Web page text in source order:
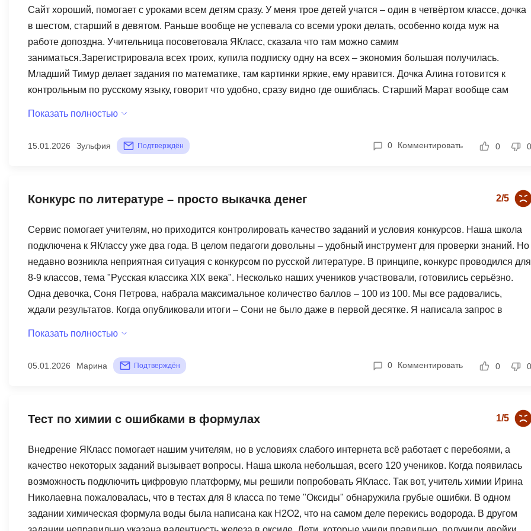
Сайт хороший, помогает с уроками всем детям сразу. У меня трое детей учатся – один в четвёртом классе, дочка
в шестом, старший в девятом. Раньше вообще не успевала со всеми уроки делать, особенно когда муж на
работе допоздна. Учительница посоветовала ЯКласс, сказала что там можно самим
заниматься.Зарегистрировала всех троих, купила подписку одну на всех – экономия большая получилась.
Младший Тимур делает задания по математике, там картинки яркие, ему нравится. Дочка Алина готовится к
контрольным по русскому языку, говорит что удобно, сразу видно где ошиблась. Старший Марат вообще сам
наберёт. Вообще классная штука придумали. Короче, рекомендую всем семьям где несколько детей школьников.
Пять баллов ставлю, потому что реально помогает.
Показать полностью
15.01.2026 Зульфия Подтверждён 0 Комментировать 0 0
Конкурс по литературе – просто выкачка денег 2/5
Сервис помогает учителям, но приходится контролировать качество заданий и условия конкурсов. Наша школа
подключена к ЯКлассу уже два года. В целом педагоги довольны – удобный инструмент для проверки знаний. Но
недавно возникла неприятная ситуация с конкурсом по русской литературе. В принципе, конкурс проводился для
8-9 классов, тема "Русская классика XIX века". Несколько наших учеников участвовали, готовились серьёзно.
Одна девочка, Соня Петрова, набрала максимальное количество баллов – 100 из 100. Мы все радовались,
ждали результатов. Когда опубликовали итоги – Сони не было даже в первой десятке. Я написала запрос в
знать предмет – нужно ещё и заплатить за подписку, чтобы получить призовое место. Это подрывает доверие к
платформе. Дети разочарованы, родители возмущены. Если конкурс превращается в способ продать больше
Показать полностью
05.01.2026 Марина Подтверждён 0 Комментировать 0 0
Тест по химии с ошибками в формулах 1/5
Внедрение ЯКласс помогает нашим учителям, но в условиях слабого интернета всё работает с перебоями, а
качество некоторых заданий вызывает вопросы. Наша школа небольшая, всего 120 учеников. Когда появилась
возможность подключить цифровую платформу, мы решили попробовать ЯКласс. Так вот, учитель химии Ирина
Николаевна пожаловалась, что в тестах для 8 класса по теме "Оксиды" обнаружила грубые ошибки. В одном
задании химическая формула воды была написана как H2O2, что на самом деле перекись водорода. В другом